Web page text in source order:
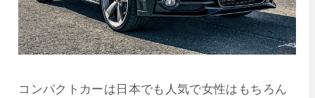
コンパクトカーは日本でも人気で女性はもちろん